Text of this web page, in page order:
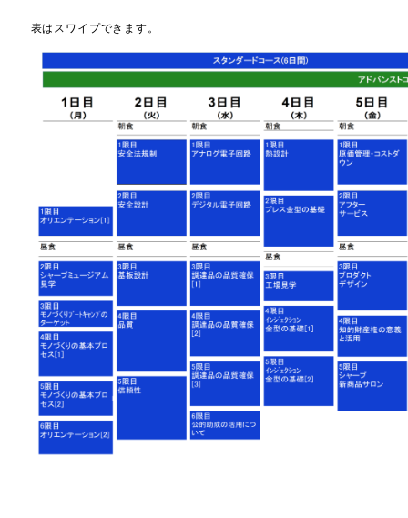
表はスワイプできます。